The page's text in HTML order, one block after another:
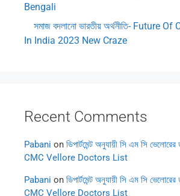
Bengali
সমাজ বদলানো ভারতীয় অর্থনীতি- Future
In India 2023 New Craze
Recent Comments
Pabani on ডিপার্টমেন্ট অনুযায়ী সি এম সি ভেলোরের
CMC Vellore Doctors List
Pabani on ডিপার্টমেন্ট অনুযায়ী সি এম সি ভেলোরের
CMC Vellore Doctors List